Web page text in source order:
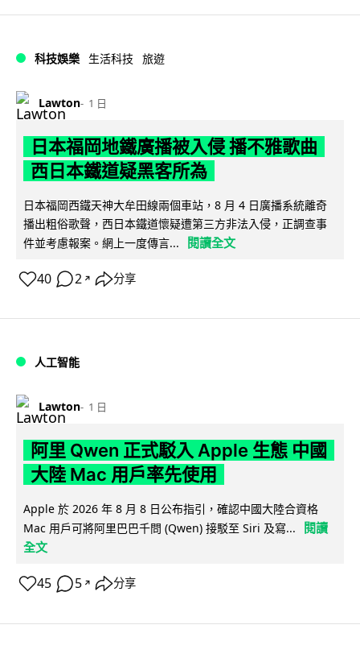
科技娛樂 生活科技 旅遊
Lawton 1 日
日本福岡地鐵廣播被入侵 播不雅歌曲
西日本鐵道疑黑客所為
日本福岡西鐵天神大牟田線兩個車站，8 月 4 日廣播系統離奇
播出粗俗歌聲，西日本鐵道懷疑遭第三方非法入侵，正調查事
件並考慮報案。網上一度傳言...
閱讀全文
40 2 ↗ 分享
人工智能
Lawton 1 日
阿里 Qwen 正式駁入 Apple 生態 中國
大陸 Mac 用戶率先使用
Apple 於 2026 年 8 月 8 日公布指引，確認中國大陸合資格
Mac 用戶可將阿里巴巴千問 (Qwen) 接駁至 Siri 及寫...
閱讀
全文
45 5 ↗ 分享